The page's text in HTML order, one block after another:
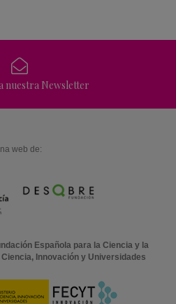
nuestra Newsletter
web de:
Española para la Ciencia y la
Innovación y Universidades